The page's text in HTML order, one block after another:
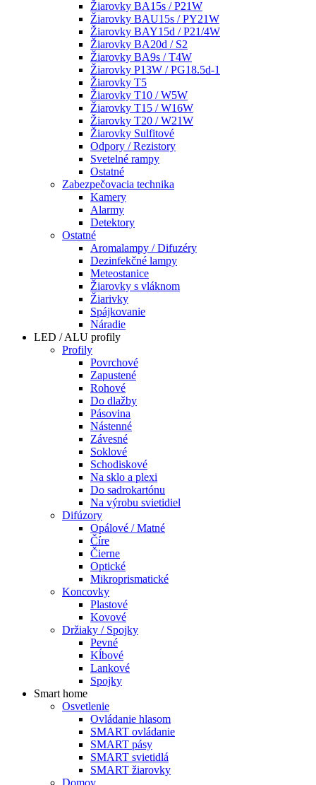
Žiarovky BA15s / P21W
Žiarovky BAU15s / PY21W
Žiarovky BAY15d / P21/4W
Žiarovky BA20d / S2
Žiarovky BA9s / T4W
Žiarovky P13W / PG18.5d-1
Žiarovky T5
Žiarovky T10 / W5W
Žiarovky T15 / W16W
Žiarovky T20 / W21W
Žiarovky Sulfitové
Odpory / Rezistory
Svetelné rampy
Ostatné
Zabezpečovacia technika
Kamery
Alarmy
Detektory
Ostatné
Aromalampy / Difuzéry
Dezinfekčné lampy
Meteostanice
Žiarovky s vláknom
Žiarivky
Spájkovanie
Náradie
LED / ALU profily
Profily
Povrchové
Zapustené
Rohové
Do dlažby
Pásovina
Nástenné
Závesné
Soklové
Schodiskové
Na sklo a plexi
Do sadrokartónu
Na výrobu svietidiel
Difúzory
Opálové / Matné
Číre
Čierne
Optické
Mikroprismatické
Koncovky
Plastové
Kovové
Držiaky / Spojky
Pevné
Kĺbové
Lankové
Spojky
Smart home
Osvetlenie
Ovládanie hlasom
SMART ovládanie
SMART pásy
SMART svietidlá
SMART žiarovky
Domov